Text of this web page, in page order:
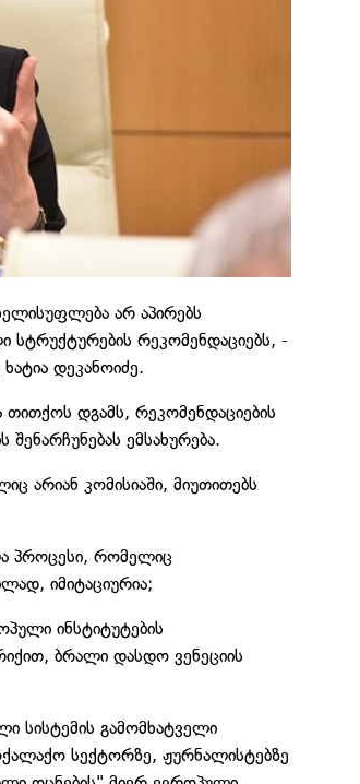
არ აპირებს
სტრუქტურების რეკომენდაციებს, -
დეკანოიძე.
დგამს, რეკომენდაციების
ემსახურება.
არიან კომისიაში, მიუთითებს
პროცესი, რომელიც
იმიტაციურია;
ინსტიტუტების
ბრალი დასდო ვენეციის
სისტემის გამომხატველი
სექტორზე, ჟურნალისტებზე